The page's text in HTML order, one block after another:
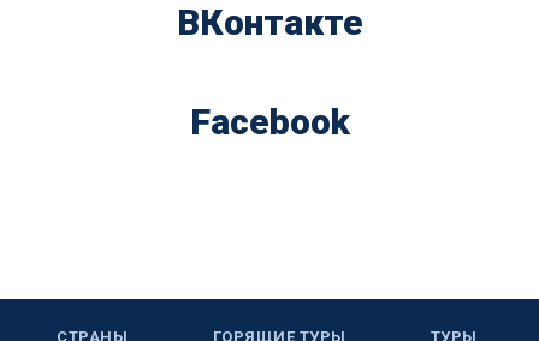
ВКонтакте
Facebook
СТРАНЫ ГОРЯЩИЕ ТУРЫ ТУРЫ